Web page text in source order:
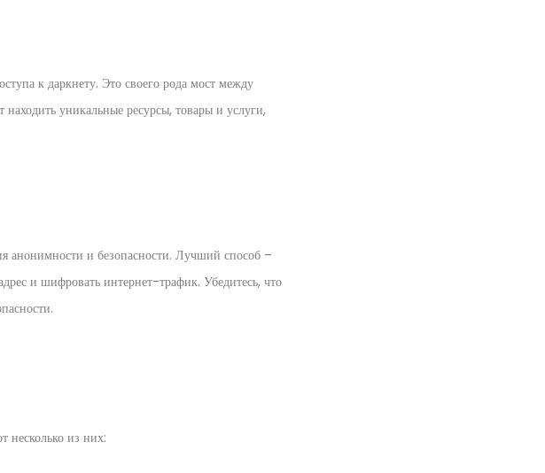
к даркнету. Это своего рода мост между
уникальные ресурсы, товары и услуги,
анонимности и безопасности. Лучший способ –
и шифровать интернет-трафик. Убедитесь, что
несколько из них: